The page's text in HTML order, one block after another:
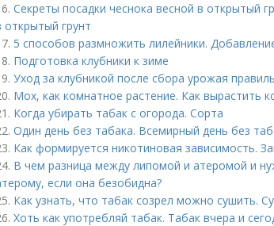
Секреты посадки чеснока весной в открытый
открытый грунт
5 способов размножить лилейники.
Подготовка клубники к зиме
Уход за клубникой после сбора урожая
Мох, как комнатное растение. Как вырастить
Когда убирать табак с огорода. Сорта
Один день без табака. Всемирный день без
Как формируется никотиновая зависимость.
В чем разница между липомой и атеромой и
если она безобидна?
Как узнать, что табак созрел можно сушить.
Хоть как употребляй табак. Табак вчера и